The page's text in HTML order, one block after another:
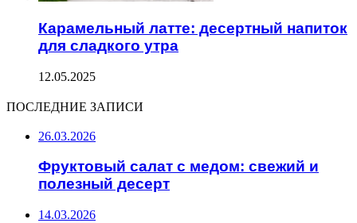
Карамельный латте: десертный напиток
для сладкого утра
12.05.2025
ПОСЛЕДНИЕ ЗАПИСИ
26.03.2026
Фруктовый салат с медом: свежий и
полезный десерт
14.03.2026